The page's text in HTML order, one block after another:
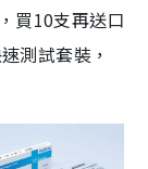
買10支再送口
測試套裝，